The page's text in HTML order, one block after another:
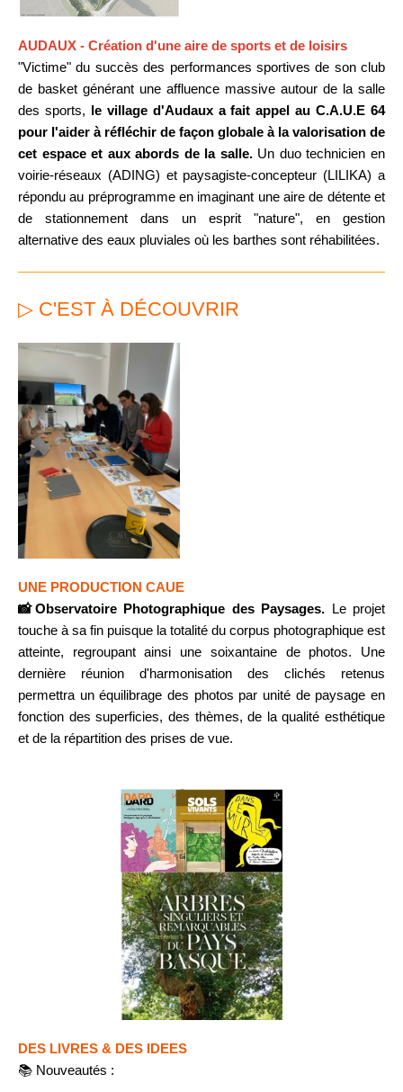
AUDAUX - Création d'une aire de sports et de loisirs
"Victime" du succès des performances sportives de son club
de basket générant une affluence massive autour de la salle
des sports, le village d'Audaux a fait appel au C.A.U.E 64
pour l'aider à réfléchir de façon globale à la valorisation de
cet espace et aux abords de la salle.Un duo technicien en
voirie-réseaux (ADING) et paysagiste-concepteur (LILIKA) a
répondu au préprogramme en imaginant une aire de détente et
de stationnement dans un esprit "nature", en gestion
alternative des eaux pluviales où les barthes sont réhabilitées.
▷ C'EST À DÉCOUVRIR
UNE PRODUCTION CAUE
📸Observatoire Photographique des Paysages. Le projet
touche à sa fin puisque la totalité du corpus photographique est
atteinte, regroupant ainsi une soixantaine de photos. Une
dernière réunion d'harmonisation des clichés retenus
permettra un équilibrage des photos par unité de paysage en
fonction des superficies, des thèmes, de la qualité esthétique
et de la répartition des prises de vue.
DES LIVRES & DES IDEES
📚 Nouveautés :